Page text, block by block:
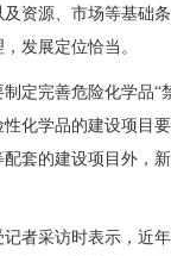
资源、市场等基础
发展定位恰当。
定完善危险化学品
化学品的建设项目
套的建设项目外，
者采访时表示，近